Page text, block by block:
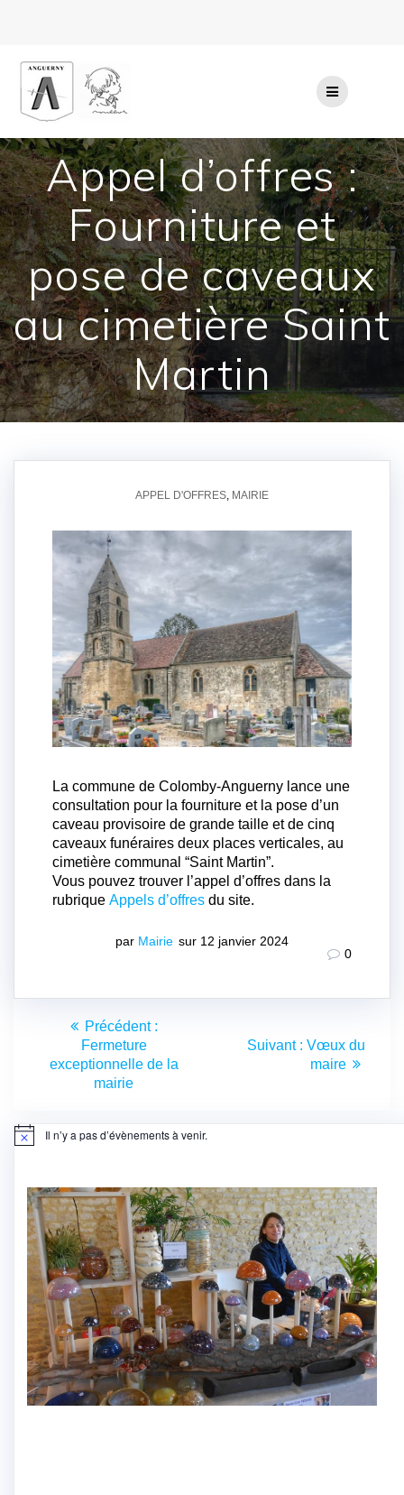
Appel d’offres :
Fourniture et
pose de caveaux
au cimetière Saint
Martin
APPEL D'OFFRES, MAIRIE
La commune de Colomby-Anguerny lance une
consultation pour la fourniture et la pose d’un
caveau provisoire de grande taille et de cinq
caveaux funéraires deux places verticales, au
cimetière communal “Saint Martin”.
Vous pouvez trouver l’appel d’offres dans la
rubrique Appels d’offres du site.
par Mairie sur 12 janvier 2024
0
Navigation
de
l’article
Précédent :Article
:
Fermeture
exceptionnelle de la
mairie
Suivant : Article
suivant
Vœux du
maire
Notice Il n’y a pas d’évènements à venir.